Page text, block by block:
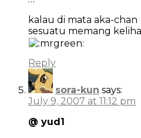
kalau di mata aka-chan
sesuatu memang
Reply
sora-kun says:
July 9, 2007 at 11:12 pm
@ yud1